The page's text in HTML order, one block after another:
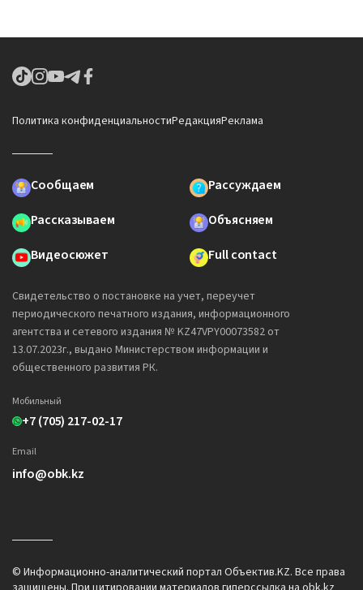
Политика конфиденциальностиРедакцияРеклама
Сообщаем
Рассуждаем
Рассказываем
Объясняем
Видеосюжет
Full contact
Свидетельство о постановке на учет, переучет
периодического печатного издания, информационного
агентства и сетевого издания № KZ47VPY00073582 от
13.07.2023г., выдано Министерством информации и
общественного развития РК.
Мобильный
+7 (705) 217-02-17
Email
info@obk.kz
© Информационно-аналитический портал Объектив.KZ. Все права